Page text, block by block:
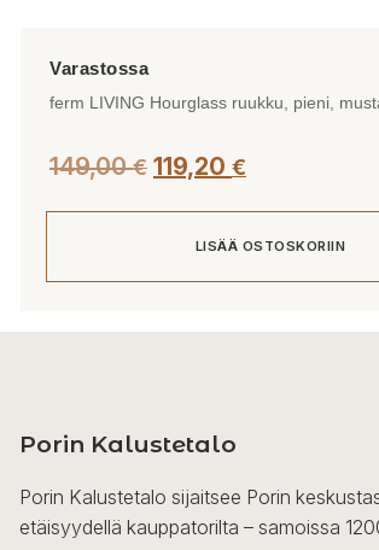
ferm LIVING Hourglass ruukku, pieni,
149,00€ 119,20 €
LISÄÄ OSTOSKORIIN
Porin Kalustetalo
Porin Kalustetalo sijaitsee Porin
etäisyydellä kauppatorilta – samoissa